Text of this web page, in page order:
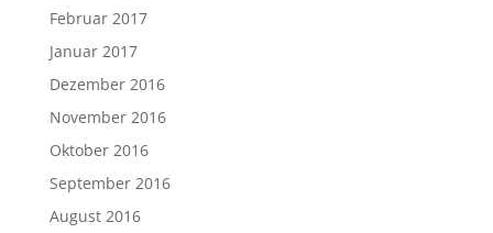
Juli 2016
Juni 2016
GEM
GEM
AKTUELL